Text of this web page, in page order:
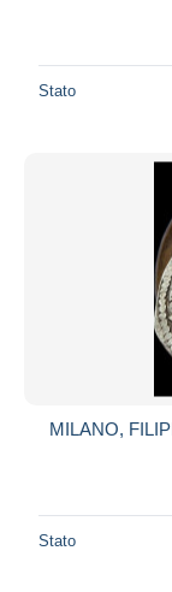
Stato
MILANO,
Stato